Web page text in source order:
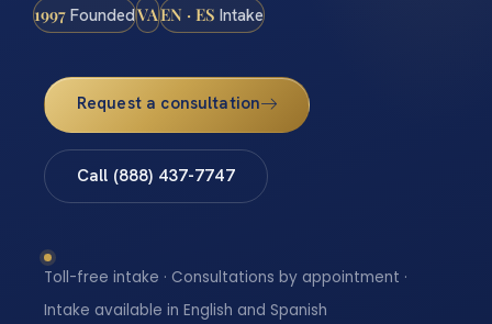
1997 FoundedVAEN · ES Intake
Request a consultation
Call (888) 437-7747
Toll-free intake · Consultations by appointment ·
Intake available in English and Spanish